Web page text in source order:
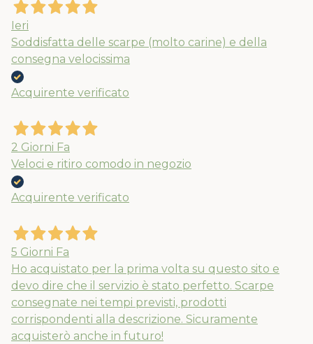
Ieri
Soddisfatta delle scarpe (molto carine) e della
consegna velocissima
Acquirente verificato
2 Giorni Fa
Veloci e ritiro comodo in negozio
Acquirente verificato
5 Giorni Fa
Ho acquistato per la prima volta su questo sito e
devo dire che il servizio è stato perfetto. Scarpe
consegnate nei tempi previsti, prodotti
corrispondenti alla descrizione. Sicuramente
acquisterò anche in futuro!